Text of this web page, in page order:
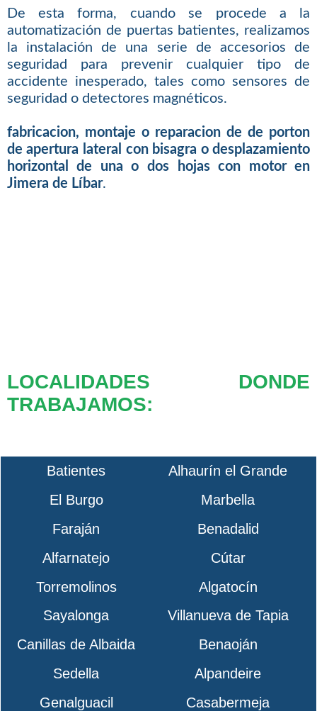
De esta forma, cuando se procede a la
automatización de puertas batientes, realizamos
la instalación de una serie de accesorios de
seguridad para prevenir cualquier tipo de
accidente inesperado, tales como sensores de
seguridad o detectores magnéticos.
fabricacion, montaje o reparacion de de porton
de apertura lateral con bisagra o desplazamiento
horizontal de una o dos hojas con motor en
Jimera de Líbar.
LOCALIDADES DONDE
TRABAJAMOS:
Batientes
Alhaurín el Grande
El Burgo
Marbella
Faraján
Benadalid
Alfarnatejo
Cútar
Torremolinos
Algatocín
Sayalonga
Villanueva de Tapia
Canillas de Albaida
Benaoján
Sedella
Alpandeire
Genalguacil
Casabermeja